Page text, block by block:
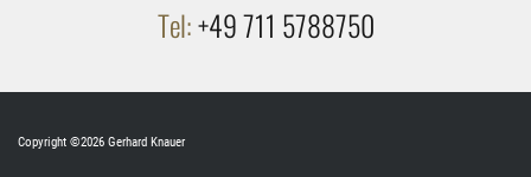
Tel:+49 711 5788750
Copyright ©2026 Gerhard Knauer